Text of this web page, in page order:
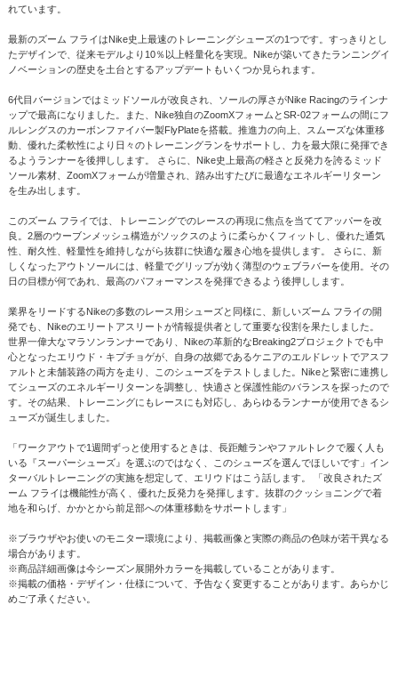
れています。
最新のズーム フライはNike史上最速のトレーニングシューズの1つです。すっきりとし
たデザインで、従来モデルより10％以上軽量化を実現。Nikeが築いてきたランニングイ
ノベーションの歴史を土台とするアップデートもいくつか見られます。
6代目バージョンではミッドソールが改良され、ソールの厚さがNike Racingのラインナ
ップで最高になりました。また、Nike独自のZoomXフォームとSR-02フォームの間にフ
ルレングスのカーボンファイバー製FlyPlateを搭載。推進力の向上、スムーズな体重移
動、優れた柔軟性により日々のトレーニングランをサポートし、力を最大限に発揮でき
るようランナーを後押しします。 さらに、Nike史上最高の軽さと反発力を誇るミッド
ソール素材、ZoomXフォームが増量され、踏み出すたびに最適なエネルギーリターン
を生み出します。
このズーム フライでは、トレーニングでのレースの再現に焦点を当ててアッパーを改
良。2層のウーブンメッシュ構造がソックスのように柔らかくフィットし、優れた通気
性、耐久性、軽量性を維持しながら抜群に快適な履き心地を提供します。 さらに、新
しくなったアウトソールには、軽量でグリップが効く薄型のウェブラバーを使用。その
日の目標が何であれ、最高のパフォーマンスを発揮できるよう後押しします。
業界をリードするNikeの多数のレース用シューズと同様に、新しいズーム フライの開
発でも、Nikeのエリートアスリートが情報提供者として重要な役割を果たしました。
世界一偉大なマラソンランナーであり、Nikeの革新的なBreaking2プロジェクトでも中
心となったエリウド・キプチョゲが、自身の故郷であるケニアのエルドレットでアスフ
ァルトと未舗装路の両方を走り、このシューズをテストしました。Nikeと緊密に連携し
てシューズのエネルギーリターンを調整し、快適さと保護性能のバランスを探ったので
す。その結果、トレーニングにもレースにも対応し、あらゆるランナーが使用できるシ
ューズが誕生しました。
「ワークアウトで1週間ずっと使用するときは、長距離ランやファルトレクで履く人も
いる『スーパーシューズ』を選ぶのではなく、このシューズを選んでほしいです」イン
ターバルトレーニングの実施を想定して、エリウドはこう話します。 「改良されたズ
ーム フライは機能性が高く、優れた反発力を発揮します。抜群のクッショニングで着
地を和らげ、かかとから前足部への体重移動をサポートします」
※ブラウザやお使いのモニター環境により、掲載画像と実際の商品の色味が若干異なる
場合があります。
※商品詳細画像は今シーズン展開外カラーを掲載していることがあります。
※掲載の価格・デザイン・仕様について、予告なく変更することがあります。あらかじ
めご了承ください。